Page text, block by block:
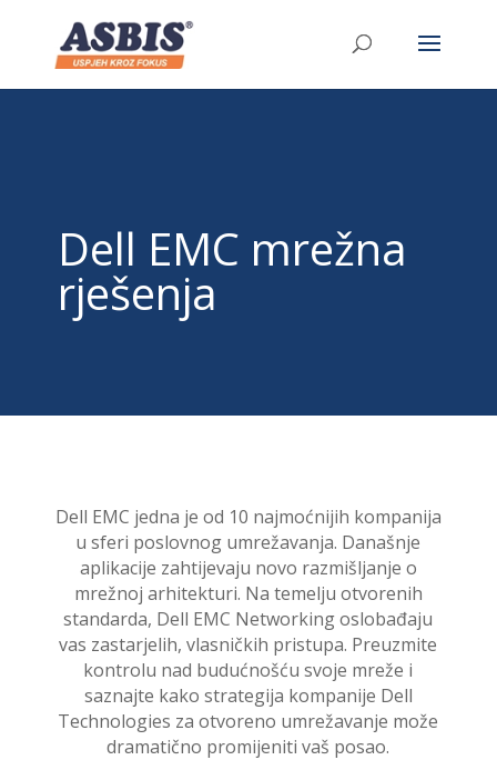
left:-955px; }
Dell EMC mrežna
rješenja
Dell EMC jedna je od 10 najmoćnijih kompanija
u sferi poslovnog umrežavanja. Današnje
aplikacije zahtijevaju novo razmišljanje o
mrežnoj arhitekturi. Na temelju otvorenih
standarda, Dell EMC Networking oslobađaju
vas zastarjelih, vlasničkih pristupa. Preuzmite
kontrolu nad budućnošću svoje mreže i
saznajte kako strategija kompanije Dell
Technologies za otvoreno umrežavanje može
dramatično promijeniti vaš posao.